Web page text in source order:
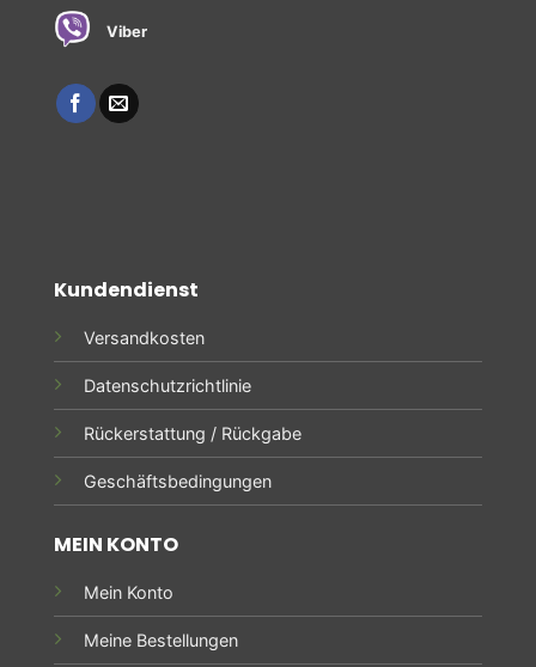
Viber
Kundendienst
Versandkosten
Datenschutzrichtlinie
Rückerstattung / Rückgabe
Geschäftsbedingungen
MEIN KONTO
Mein Konto
Meine Bestellungen